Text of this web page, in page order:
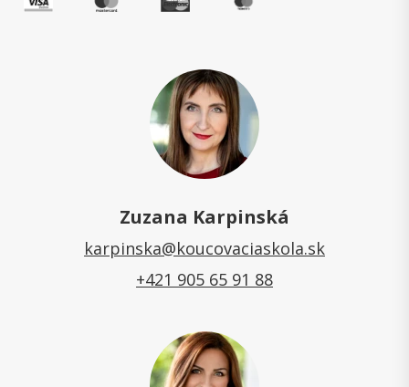
Zuzana Karpinská
karpinska@koucovaciaskola.sk
+421 905 65 91 88